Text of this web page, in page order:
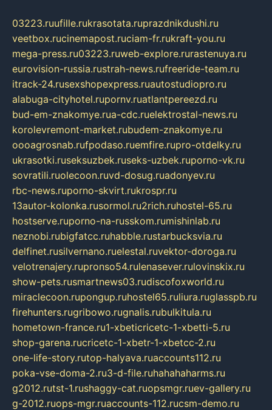
03223.ruufille.rukrasotata.ruprazdnikdushi.ru
veetbox.rucinemapost.ruciam-fr.rukraft-you.ru
mega-press.ru03223.ruweb-explore.rurastenuya.ru
eurovision-russia.rustrah-news.rufreeride-team.ru
itrack-24.rusexshopexpress.ruautostudiopro.ru
alabuga-cityhotel.rupornv.ruatlantpereezd.ru
bud-em-znakomye.rua-cdc.ruelektrostal-news.ru
korolevremont-market.rubudem-znakomye.ru
oooagrosnab.rufpodaso.ruemfire.rupro-otdelky.ru
ukrasotki.ruseksuzbek.ruseks-uzbek.ruporno-vk.ru
sovratili.ruolecoon.ruvd-dosug.ruadonyev.ru
rbc-news.ruporno-skvirt.rukrospr.ru
13autor-kolonka.rusormol.ru2rich.ruhostel-65.ru
hostserve.ruporno-na-russkom.rumishinlab.ru
neznobi.rubigfatcc.ruhabble.rustarbucksvia.ru
delfinet.rusilvernano.ruelestal.ruvektor-doroga.ru
velotrenajery.rupronso54.rulenasever.rulovinskix.ru
show-pets.rusmartnews03.rudiscofoxworld.ru
miraclecoon.rupongup.ruhostel65.ruliura.ruglasspb.ru
firehunters.rugribowo.rugnalis.rubulkitula.ru
hometown-france.ru1-xbeticricetc-1-xbetti-5.ru
shop-garena.rucricetc-1-xbetr-1-xbetcc-2.ru
one-life-story.rutop-halyava.ruaccounts112.ru
poka-vse-doma-2.ru3-d-file.ruhahahaharms.ru
g2012.rutst-1.rushaggy-cat.ruopsmgr.ruev-gallery.ru
g-2012.ruops-mgr.ruaccounts-112.rucsm-demo.ru